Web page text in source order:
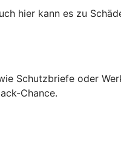
hier kann es zu
Schutzbriefe oder
Chance.